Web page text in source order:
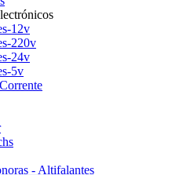
12v
220v
24v
5v
- Altifalantes